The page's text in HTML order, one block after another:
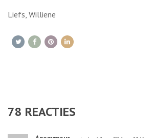
Liefs, Williene
78 REACTIES